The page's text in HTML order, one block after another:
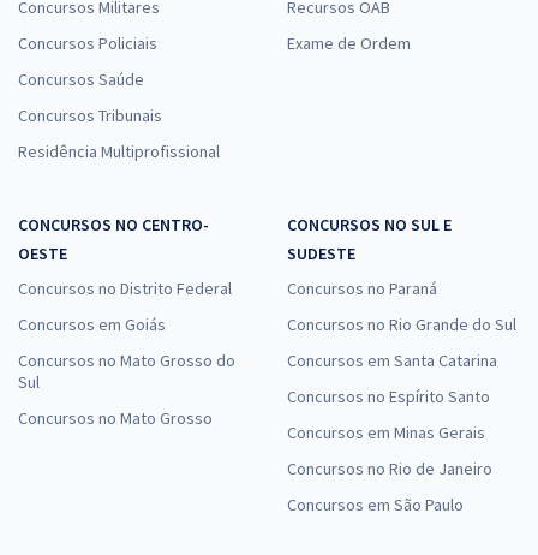
Concursos Militares
Concursos Policiais
Concursos Saúde
Concursos Tribunais
Residência Multiprofissional
Recursos OAB
Exame de Ordem
CONCURSOS NO CENTRO-
OESTE
Concursos no Distrito Federal
Concursos em Goiás
Concursos no Mato Grosso do
Sul
Concursos no Mato Grosso
CONCURSOS NO SUL E
SUDESTE
Concursos no Paraná
Concursos no Rio Grande do Sul
Concursos em Santa Catarina
Concursos no Espírito Santo
Concursos em Minas Gerais
Concursos no Rio de Janeiro
Concursos em São Paulo